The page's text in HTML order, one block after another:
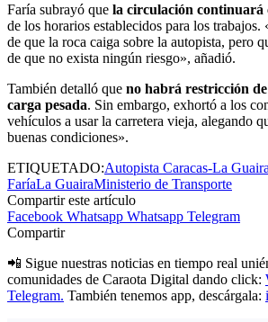
Faría subrayó que la circulación continuará
de los horarios establecidos para los
de que la roca caiga sobre la autopista, pero
de que no exista ningún riesgo», añadió.
También detalló que no habrá restricción
carga pesada. Sin embargo, exhortó a los
vehículos a usar la carretera vieja, alegando
buenas condiciones».
ETIQUETADO:Autopista Caracas-La Guaira
FaríaLa GuairaMinisterio de Transporte
Compartir este artículo
Facebook Whatsapp Whatsapp Telegram
Compartir
📲 Sigue nuestras noticias en tiempo real
comunidades de Caraota Digital dando click:
Telegram. También tenemos app, descárgala: